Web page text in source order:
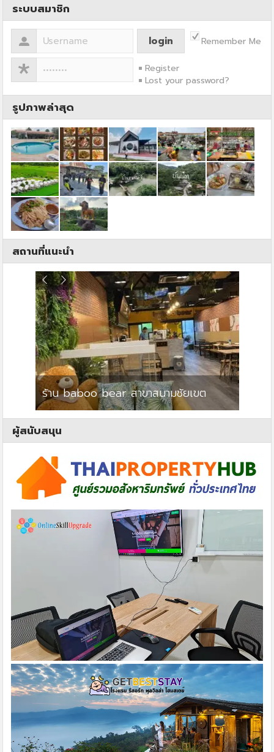
ระบบสมาชิก
Remember Me
Register
Lost your password?
รูปภาพล่าสุด
สถานที่แนะนำ
ร้าน baboo bear สาขาสนามชัยเขต
ผู้สนับสนุน